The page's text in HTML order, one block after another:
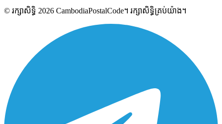
© រក្សាសិទ្ធិ 2026 CambodiaPostalCode។ រក្សាសិទ្ធិគ្រប់យ៉ាង។